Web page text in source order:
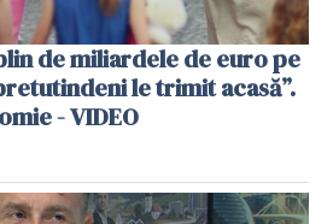
de miliardele de euro pe
le trimit acasă”.
Câți intră în economie - VIDEO